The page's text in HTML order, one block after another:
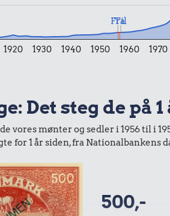
1,34 kr.
Husholdningssprit
1920 1930 1940 1950 1960 1970
Fra
Til
Det steg de på 1
vores mønter og sedler i 1956 til i
for 1 år siden, fra Nationalbankens
500,-